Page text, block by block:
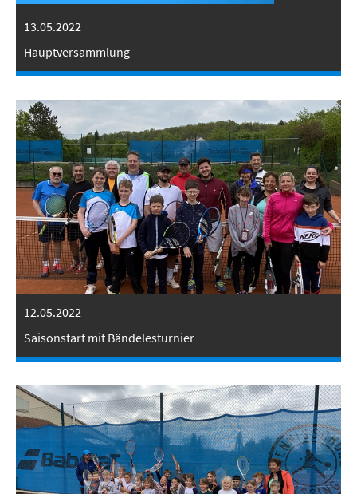
13.05.2022
Hauptversammlung
12.05.2022
Saisonstart mit Bändelesturnier